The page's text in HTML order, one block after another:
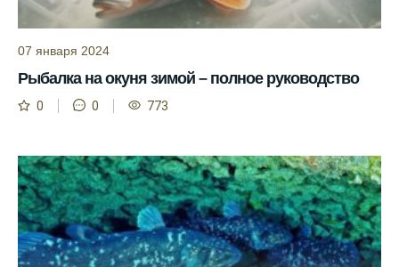
успешно ловить рыбу в Московской
области.
Мербуш сработал на славу.
Сезонная таблица активности рыбы
помогает планировать рыбалку в разные
месяцы.
Инструкция по подготовке к рыбалке
07 января 2024
Рыбалка на окуня зимой – полное руководство
0 0 773